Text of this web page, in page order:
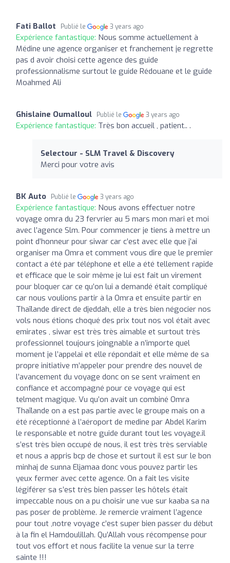
Fati Ballot Publié le 3 years ago
Expérience fantastique: Nous somme actuellement à
Médine une agence organiser et franchement je regrette
pas d avoir choisi cette agence des guide
professionnalisme surtout le guide Rédouane et le guide
Moahmed Ali
Ghislaine Oumalloul Publié le 3 years ago
Expérience fantastique: Très bon accueil , patient.. .
Selectour - SLM Travel & Discovery
Merci pour votre avis
BK Auto Publié le 3 years ago
Expérience fantastique: Nous avons effectuer notre
voyage omra du 23 fervrier au 5 mars mon mari et moi
avec l’agence Slm. Pour commencer je tiens à mettre un
point d’honneur pour siwar car c’est avec elle que j’ai
organiser ma Omra et comment vous dire que le premier
contact a été par téléphone et elle a été tellement rapide
et efficace que le soir même je lui est fait un virement
pour bloquer car ce qu’on lui a demandé était compliqué
car nous voulions partir à la Omra et ensuite partir en
Thaïlande direct de djeddah, elle a très bien négocier nos
vols nous étions choqué des prix tout nos vol était avec
emirates , siwar est très très aimable et surtout très
professionnel toujours joingnable a n’importe quel
moment je l’appelai et elle répondait et elle même de sa
propre initiative m’appeler pour prendre des nouvel de
l’avancement du voyage donc on se sent vraiment en
confiance et accompagné pour ce voyage qui est
telment magique. Vu qu’on avait un combiné Omra
Thaïlande on a est pas partie avec le groupe mais on a
été réceptionné à l’aéroport de medine par Abdel Karim
le responsable et notre guide durant tout les voyage.il
s’est très bien occupé de nous, il est très très serviable
et nous a appris bcp de chose et surtout il est sur le bon
minhaj de sunna Eljamaa donc vous pouvez partir les
yeux fermer avec cette agence. On a fait les visite
légiférer sa s’est très bien passer les hôtels était
impeccable nous on a pu choisir une vue sur kaaba sa na
pas poser de problème. Je remercie vraiment l’agence
pour tout ,notre voyage c’est super bien passer du début
à la fin el Hamdoulillah. Qu’Allah vous récompense pour
tout vos effort et nous facilite la venue sur la terre
sainte !!!